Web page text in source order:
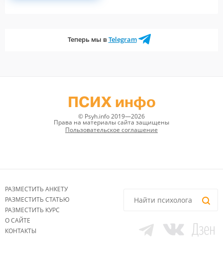
Теперь мы вTelegram
ПСИХ инфо
© Psyh.info 2019—2026
Права на материалы сайта защищены
Пользовательское соглашение
РАЗМЕСТИТЬ АНКЕТУ
РАЗМЕСТИТЬ СТАТЬЮ
РАЗМЕСТИТЬ КУРС
О САЙТЕ
КОНТАКТЫ